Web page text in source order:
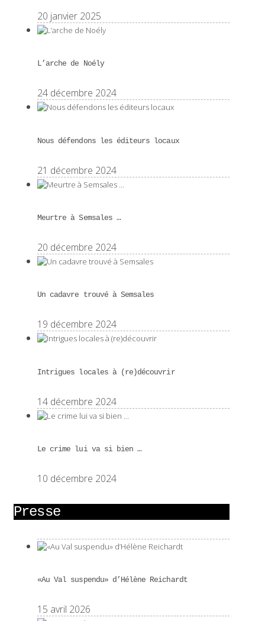
20 janvier 2025
L’arche de Noély
24 décembre 2024
Nous défendons les éditeurs locaux
21 décembre 2024
Meurtre à Semsales …
20 décembre 2024
Un cadavre trouvé à Semsales
19 décembre 2024
Intrigues locales à (re)découvrir
14 décembre 2024
Le crime lui va si bien …
10 décembre 2024
Presse
«Au Val suspendu» d’Hélène Reichardt
15 avril 2026